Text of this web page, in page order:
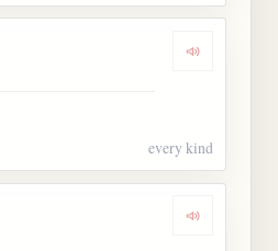
Dengarkan
every kind
Dengarkan